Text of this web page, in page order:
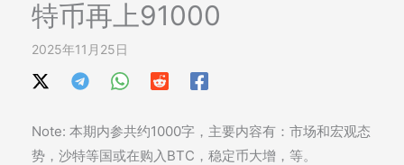
特币再上91000
2025年11月25日
Note: 本期内参共约1000字，主要内容有：市场和宏观态
势，沙特等国或在购入BTC，稳定币大增，等。